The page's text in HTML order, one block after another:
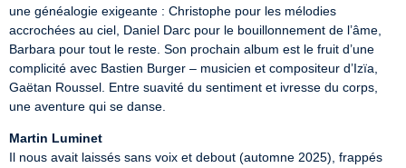
une généalogie exigeante : Christophe pour les mélodies
accrochées au ciel, Daniel Darc pour le bouillonnement de l’âme,
Barbara pour tout le reste. Son prochain album est le fruit d’une
complicité avec Bastien Burger – musicien et compositeur d’Izïa,
Gaëtan Roussel. Entre suavité du sentiment et ivresse du corps,
une aventure qui se danse.
Martin Luminet
Il nous avait laissés sans voix et debout (automne 2025), frappés